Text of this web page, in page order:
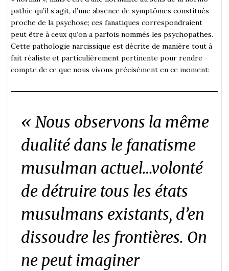
pathie qu’il s’agit, d’une absence de symptômes constitués
proche de la psychose; ces fanatiques correspondraient
peut être à ceux qu’on a parfois nommés les psychopathes.
Cette pathologie narcissique est décrite de manière tout à
fait réaliste et particulièrement pertinente pour rendre
compte de ce que nous vivons précisément en ce moment:
« Nous observons la même
dualité dans le fanatisme
musulman actuel…volonté
de détruire tous les états
musulmans existants, d’en
dissoudre les frontières. On
ne peut imaginer